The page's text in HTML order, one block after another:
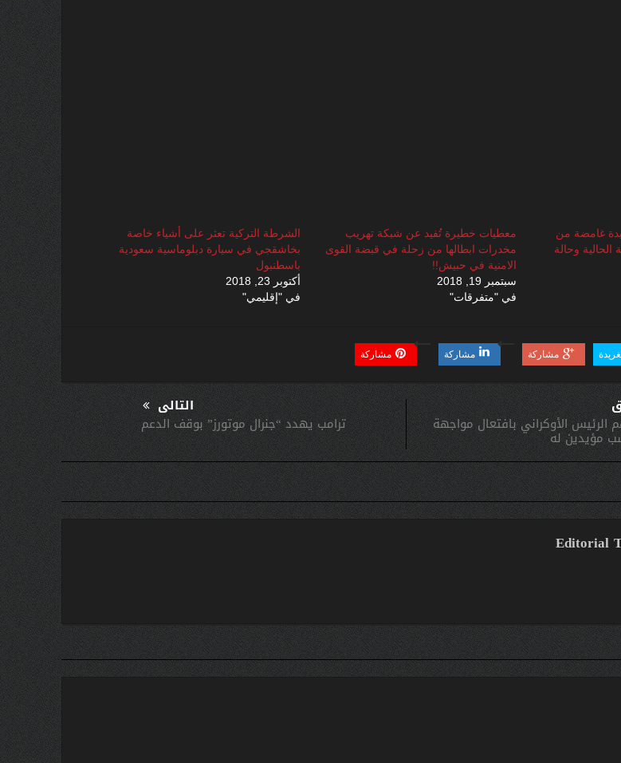
غامضة من
الحالية وحالة
معطيات خطيرة تُفيد عن شبكة تهريب
مخدرات ابطالها من زحلة في قبضة القوى
الامنية في حبيش!!
سبتمبر 19, 2018
في "متفرقات"
الشرطة التركية تعثر على أشياء خاصة
بخاشقجي في سيارة دبلوماسية سعودية
باسطنبول
أكتوبر 23, 2018
في "إقليمي"
مشاركة مشاركة مشاركة
الرئيس الأوكراني بافتعال مواجهة
مؤيدين له
التالى
ترامب يهدد “جنرال موتورز” بوقف الدعم
Editorial